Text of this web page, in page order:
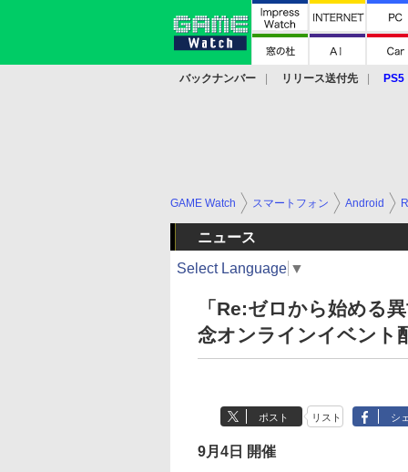
バックナンバー リリース送付先
PS5
GAME Watch スマートフォン Android
ニュース
Select Language ▼
「Re:ゼロから始める
念オンラインイベント
ポスト リスト シ
9月4日 開催